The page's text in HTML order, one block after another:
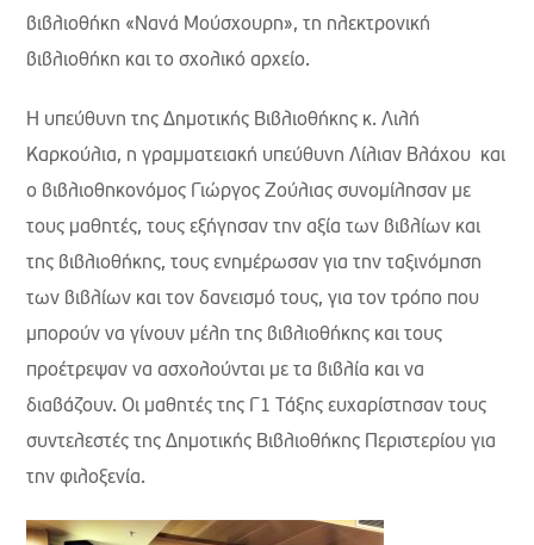
βιβλιοθήκη «Νανά Μούσχουρη», τη ηλεκτρονική
βιβλιοθήκη και το σχολικό αρχείο.
Η υπεύθυνη της Δημοτικής Βιβλιοθήκης κ. Λιλή
Καρκούλια, η γραμματειακή υπεύθυνη Λίλιαν Βλάχου και
ο βιβλιοθηκονόμος Γιώργος Ζούλιας συνομίλησαν με
τους μαθητές, τους εξήγησαν την αξία των βιβλίων και
της βιβλιοθήκης, τους ενημέρωσαν για την ταξινόμηση
των βιβλίων και τον δανεισμό τους, για τον τρόπο που
μπορούν να γίνουν μέλη της βιβλιοθήκης και τους
προέτρεψαν να ασχολούνται με τα βιβλία και να
διαβάζουν. Οι μαθητές της Γ1 Τάξης ευχαρίστησαν τους
συντελεστές της Δημοτικής Βιβλιοθήκης Περιστερίου για
την φιλοξενία.